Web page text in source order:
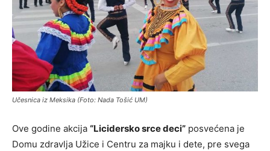
Učesnica iz Meksika (Foto: Nada Tošić UM)
Ove godine akcija “Licidersko srce deci” posvećena je
Domu zdravlja Užice i Centru za majku i dete, pre svega